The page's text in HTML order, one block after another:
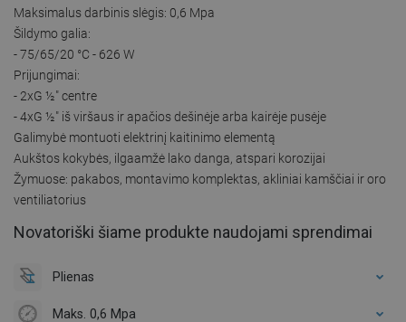
Maksimalus darbinis slėgis: 0,6 Mpa
Šildymo galia:
- 75/65/20 °C - 626 W
Prijungimai:
- 2xG ½″ centre
- 4xG ½″ iš viršaus ir apačios dešinėje arba kairėje pusėje
Galimybė montuoti elektrinį kaitinimo elementą
Aukštos kokybės, ilgaamžė lako danga, atspari korozijai
Žymuose: pakabos, montavimo komplektas, akliniai kamščiai ir oro
ventiliatorius
Novatoriški šiame produkte naudojami sprendimai
Plienas
Maks. 0,6 Mpa